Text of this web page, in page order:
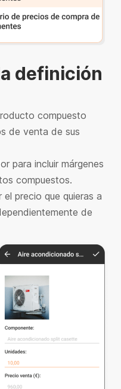
definición
compuesto
de venta de sus
para incluir márgenes
compuestos.
precio que quieras a
de